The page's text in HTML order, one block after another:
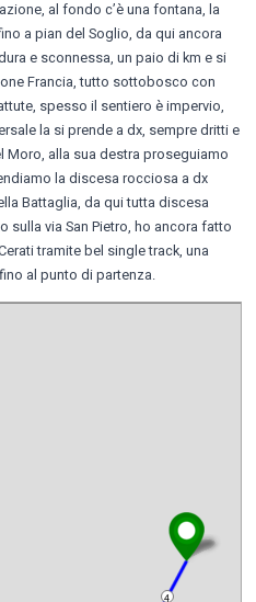
al fondo c’è una fontana, la
a pian del Soglio, da qui ancora
e sconnessa, un paio di km e si
Francia, tutto sottobosco con
spesso il sentiero è impervio,
la si prende a dx, sempre dritti e
alla sua destra proseguiamo
la discesa rocciosa a dx
Battaglia, da qui tutta discesa
sulla via San Pietro, ho ancora fatto
tramite bel single track, una
al punto di partenza.
4